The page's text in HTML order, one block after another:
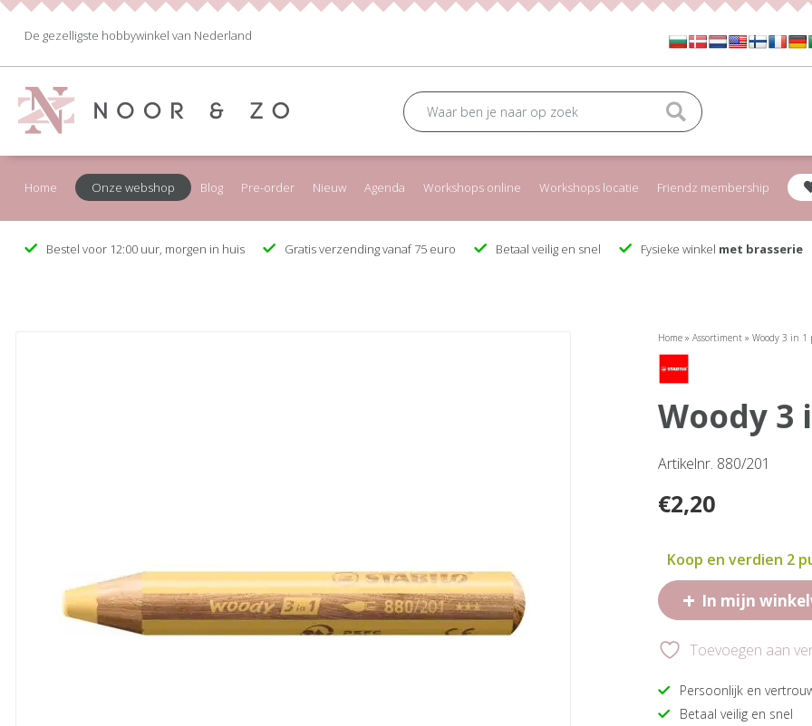
De gezelligste hobbywinkel van Nederland
Home Onze webshop Blog Pre-order Nieuw Agenda Workshops online Workshops locatie Friendz membership
Bestel voor 12:00 uur, morgen in huis Gratis verzending vanaf 75 euro Betaal veilig en snel Fysieke winkel met brasserie
Home »Assortiment »Woody 3 in 1
woody
Artikelnr. 880/201
€2,20
Koop en verdien 2
+ In mijn
Toevoegen aan
Persoonlijk en
Betaal veilig en snel